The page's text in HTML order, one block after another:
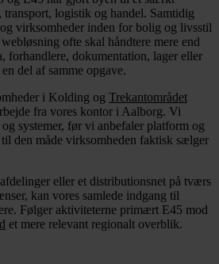
logistik og handel. Samtidig
virksomheder inden for bolig og livsstil
ofte skal håndtere mere end
forhandlere, dokumentation, lager eller
del af samme opgave.
i Kolding og Trekantområdet
fra vores kontor i Aalborg. Vi
systemer, før vi anbefaler platform og
til den måde virksomheden faktisk sælger
eller et distributionsnet på tværs
kan vores samlede indgang til
Følger aktiviteterne primært E45 mod
et mere relevant regionalt overblik.